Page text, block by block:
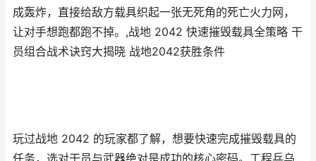
成轰炸，直接给敌方载具织起一张无死角的死亡火力网，
让对手想跑都跑不掉。,战地 2042 快速摧毁载具全策略 干
员组合战术诀窍大揭晓 战地2042获胜条件
玩过战地 2042 的玩家都了解，想要快速完成摧毁载具的